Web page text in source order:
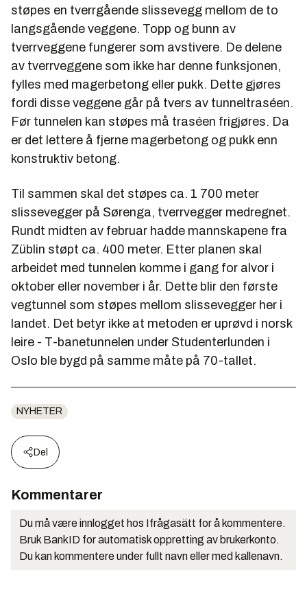
støpes en tverrgående slissevegg mellom de to
langsgående veggene. Topp og bunn av
tverrveggene fungerer som avstivere. De delene
av tverrveggene som ikke har denne funksjonen,
fylles med magerbetong eller pukk. Dette gjøres
fordi disse veggene går på tvers av tunneltraséen.
Før tunnelen kan støpes må traséen frigjøres. Da
er det lettere å fjerne magerbetong og pukk enn
konstruktiv betong.
Til sammen skal det støpes ca. 1 700 meter
slissevegger på Sørenga, tverrvegger medregnet.
Rundt midten av februar hadde mannskapene fra
Züblin støpt ca. 400 meter. Etter planen skal
arbeidet med tunnelen komme i gang for alvor i
oktober eller november i år. Dette blir den første
vegtunnel som støpes mellom slissevegger her i
landet. Det betyr ikke at metoden er uprøvd i norsk
leire - T-banetunnelen under Studenterlunden i
Oslo ble bygd på samme måte på 70-tallet.
NYHETER
Del
Kommentarer
Du må være innlogget hos Ifrågasätt for å kommentere.
Bruk BankID for automatisk oppretting av brukerkonto.
Du kan kommentere under fullt navn eller med kallenavn.